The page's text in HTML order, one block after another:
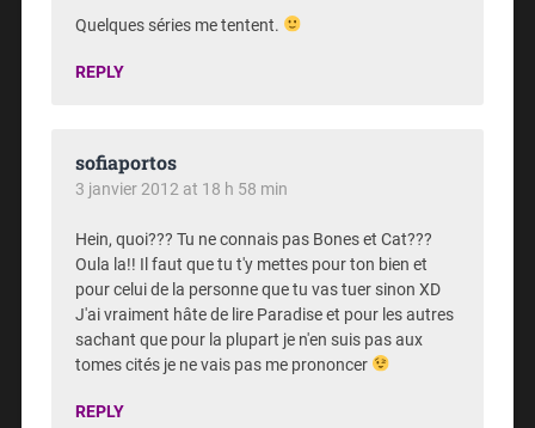
Quelques séries me tentent.
REPLY
sofiaportos
3 janvier 2012 at 18 h 58 min
Hein, quoi??? Tu ne connais pas Bones et Cat???
Oula la!! Il faut que tu t'y mettes pour ton bien et
pour celui de la personne que tu vas tuer sinon XD
J'ai vraiment hâte de lire Paradise et pour les autres
sachant que pour la plupart je n'en suis pas aux
tomes cités je ne vais pas me prononcer
REPLY